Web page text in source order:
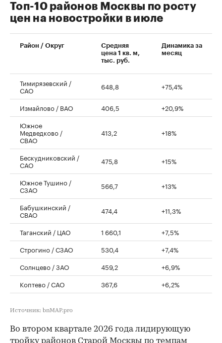
00:00 / 00:00
Топ-10 районов Москвы по росту
цен на новостройки в июле
Район / Округ
Средняя
цена 1 кв. м,
тыс. руб.
Динамика за
месяц
Тимирязевский /
САО 648,8 +75,4%
Измайлово / ВАО 406,5
+20,9%
Южное
Медведково /
СВАО
413,2 +18%
Бескудниковский /
САО 475,8 +15%
Южное Тушино /
СЗАО 566,7 +13%
Бабушкинский /
СВАО 474,4 +11,3%
Таганский / ЦАО 1 660,1
+7,5%
Строгино / СЗАО
530,4
+7,4%
Солнцево / ЗАО
459,2
+6,9%
Коптево / САО
367,6 +6,2%
Источник: bnMAP.pro
Во втором квартале 2026 года лидирующую
тройку районов Старой Москвы по темпам